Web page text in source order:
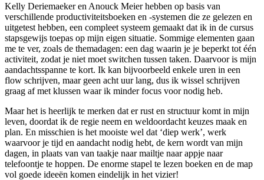
Kelly Deriemaeker en Anouck Meier hebben op basis van
verschillende productiviteitsboeken en -systemen die ze gelezen en
uitgetest hebben, een compleet systeem gemaakt dat ik in de cursus
stapsgewijs toepas op mijn eigen situatie. Sommige elementen gaan
me te ver, zoals de themadagen: een dag waarin je je beperkt tot één
activiteit, zodat je niet moet switchen tussen taken. Daarvoor is mijn
aandachtsspanne te kort. Ik kan bijvoorbeeld enkele uren in een
flow schrijven, maar geen acht uur lang, dus ik wissel schrijven
graag af met klussen waar ik minder focus voor nodig heb.
Maar het is heerlijk te merken dat er rust en structuur komt in mijn
leven, doordat ik de regie neem en weldoordacht keuzes maak en
plan. En misschien is het mooiste wel dat ‘diep werk’, werk
waarvoor je tijd en aandacht nodig hebt, de kern wordt van mijn
dagen, in plaats van van taakje naar mailtje naar appje naar
telefoontje te hoppen. De enorme stapel te lezen boeken en de map
vol goede ideeën komen eindelijk in het vizier!